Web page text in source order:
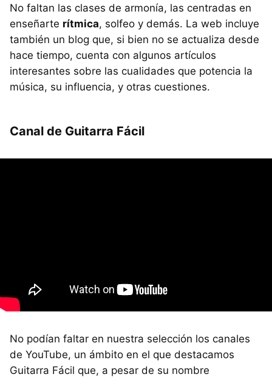
No faltan las clases de armonía, las centradas en
enseñarte rítmica, solfeo y demás. La web incluye
también un blog que, si bien no se actualiza desde
hace tiempo, cuenta con algunos artículos
interesantes sobre las cualidades que potencia la
música, su influencia, y otras cuestiones.
Canal de Guitarra Fácil
No podían faltar en nuestra selección los canales
de YouTube, un ámbito en el que destacamos
Guitarra Fácil que, a pesar de su nombre